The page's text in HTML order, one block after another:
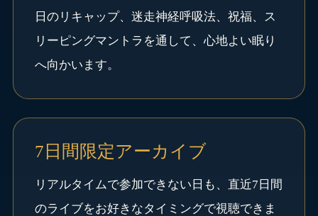
日のリキャップ、迷走神経呼吸法、祝福、ス
リーピングマントラを通して、心地よい眠り
へ向かいます。
7日間限定アーカイブ
リアルタイムで参加できない日も、直近7日間
のライブをお好きなタイミングで視聴できま